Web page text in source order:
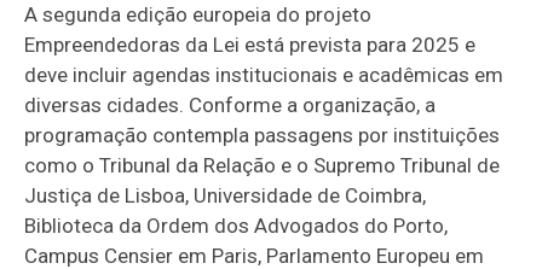
A segunda edição europeia do projeto
Empreendedoras da Lei está prevista para 2025 e
deve incluir agendas institucionais e acadêmicas em
diversas cidades. Conforme a organização, a
programação contempla passagens por instituições
como o Tribunal da Relação e o Supremo Tribunal de
Justiça de Lisboa, Universidade de Coimbra,
Biblioteca da Ordem dos Advogados do Porto,
Campus Censier em Paris, Parlamento Europeu em